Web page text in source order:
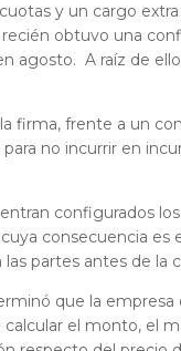
y un cargo
obtuvo una
agosto. A raíz de
firma, frente a un
para no incurrir en
configurados
consecuencia
partes antes de la
que la
calcular el monto, el